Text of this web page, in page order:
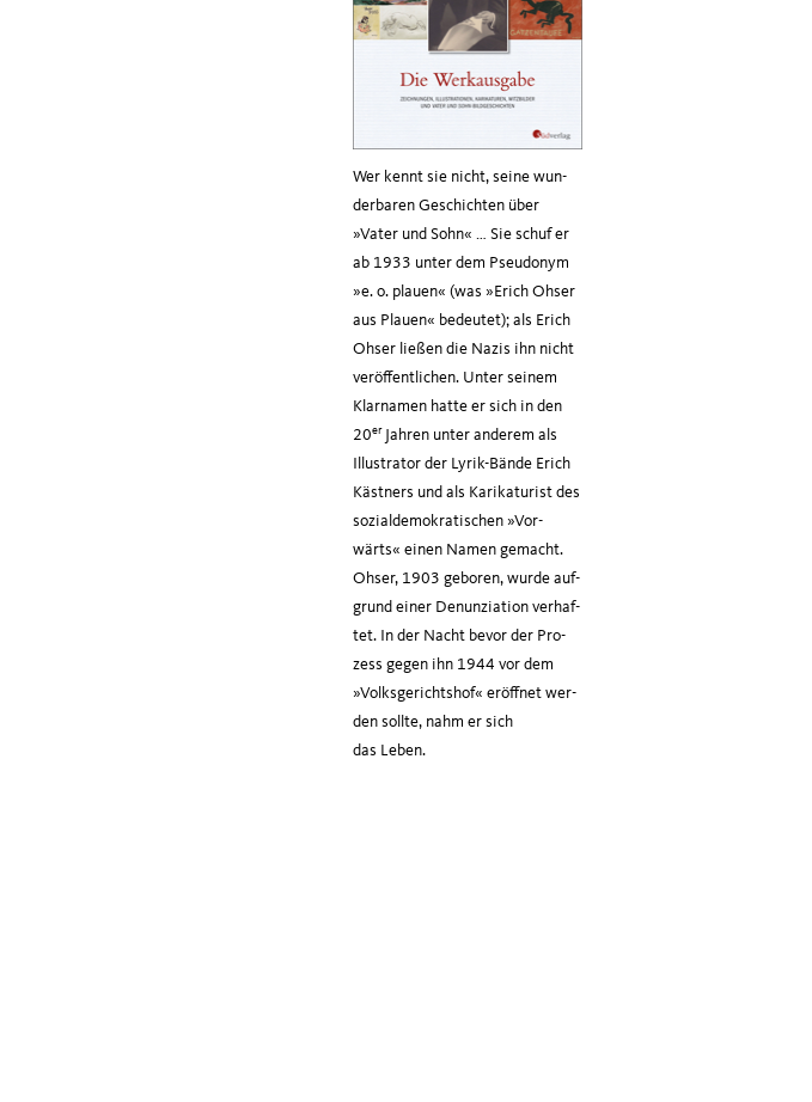
Ohser-Werk­aus­ga­be: Weib­li­cher Akt. © Erich Ohser – e.o.plauen Stiftung.
Ohser-Werk­aus­ga­be: Pari­ser
Wer kennt sie nicht, sei­ne wun­
der­ba­ren Geschich­ten über
»Vater und Sohn« … Sie schuf er
ab 1933 unter dem Pseud­onym
»e. o. plau­en« (was »Erich Ohser
aus Plau­en« bedeu­tet); als Erich
Ohser lie­ßen die Nazis ihn nicht
ver­öf­fent­li­chen. Unter sei­nem
Klar­na­men hat­te er sich in den
20er
Jah­ren unter ande­rem als
Illus­tra­tor der Lyrik-Bän­de Erich
Käst­ners und als Kari­ka­tu­rist des
sozi­al­de­mo­kra­ti­schen »Vor­
wärts« einen Namen gemacht.
Ohser, 1903 gebo­ren, wur­de auf­
grund einer Denun­zia­ti­on ver­haf­
tet. In der Nacht bevor der Pro­
zess gegen ihn 1944 vor dem
»Volks­ge­richts­hof« eröff­net wer­
den soll­te, nahm er sich
das Leben.